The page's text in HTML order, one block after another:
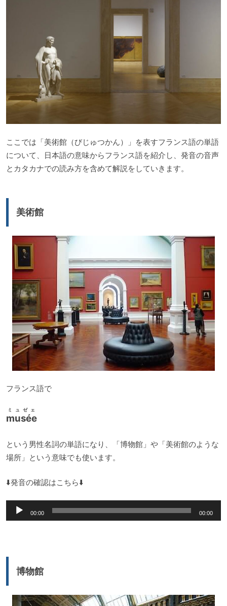
ここでは「美術館（びじゅつかん）」を表すフランス語の単語
について、日本語の意味からフランス語を紹介し、発音の音声
とカタカナでの読み方を含めて解説をしていきます。
美術館
フランス語で
musée
ミュゼェ
という男性名詞の単語になり、「博物館」や「美術館のような
場所」という意味でも使います。
⬇️発音の確認はこちら⬇️
声
ー
00:00 00:00
博物館